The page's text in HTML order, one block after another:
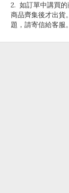
2. 如訂單中講買
商品齊集後才出貨
題，請寄信給客服。